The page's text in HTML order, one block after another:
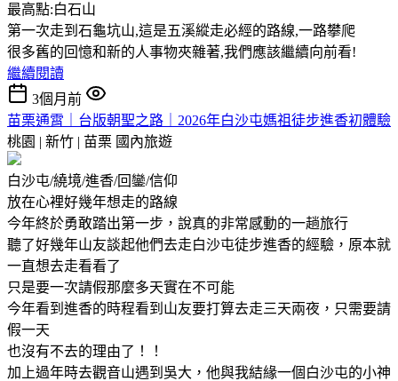
最高點:白石山
第一次走到石龜坑山,這是五溪縱走必經的路線,一路攀爬
很多舊的回憶和新的人事物夾雜著,我們應該繼續向前看!
繼續閱讀
3個月前
苗栗通霄｜台版朝聖之路｜2026年白沙屯媽祖徒步進香初體驗
桃園 | 新竹 | 苗栗 國內旅遊
白沙屯/繞境/進香/回鑾/信仰
放在心裡好幾年想走的路線
今年終於勇敢踏出第一步，說真的非常感動的一趟旅行
聽了好幾年山友談起他們去走白沙屯徒步進香的經驗，原本就
一直想去走看看了
只是要一次請假那麼多天實在不可能
今年看到進香的時程看到山友要打算去走三天兩夜，只需要請
假一天
也沒有不去的理由了！！
加上過年時去觀音山遇到吳大，他與我結緣一個白沙屯的小神